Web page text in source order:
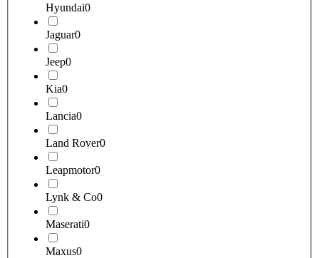
Hyundai0
Jaguar0
Jeep0
Kia0
Lancia0
Land Rover0
Leapmotor0
Lynk & Co0
Maserati0
Maxus0